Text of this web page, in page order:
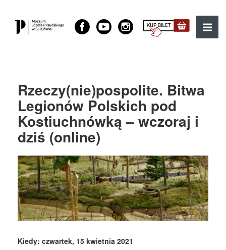
Muzeum Józefa Piłsudskiego w Sulejówku
MENU
Rzeczy(nie)pospolite. Bitwa
Legionów Polskich pod
Kostiuchnówką – wczoraj i
dziś (online)
Kiedy: czwartek, 15 kwietnia 2021